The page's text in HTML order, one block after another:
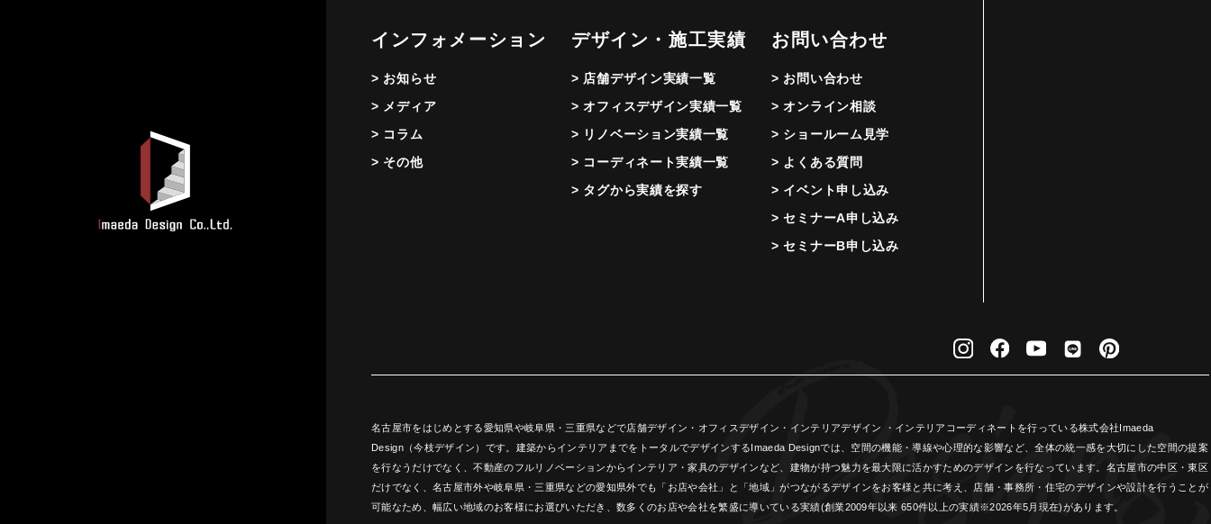
インフォメーション
> お知らせ
> メディア
> コラム
> その他
デザイン・施工実績
> 店舗デザイン実績一覧
> オフィスデザイン実績一覧
> リノベーション実績一覧
> コーディネート実績一覧
> タグから実績を探す
お問い合わせ
> お問い合わせ
> オンライン相談
> ショールーム見学
> よくある質問
> イベント申し込み
> セミナーA申し込み
> セミナーB申し込み
名古屋市をはじめとする愛知県や岐阜県・三重県などで店舗デザイン・オフィスデザイン・インテリアデザイン ・インテリアコーディネートを行っている株式会社Imaeda
Design（今枝デザイン）です。建築からインテリアまでをトータルでデザインするImaeda Designでは、空間の機能・導線や心理的な影響など、全体の統一感を大切にした空間の提案
を行なうだけでなく、不動産のフルリノベーションからインテリア・家具のデザインなど、建物が持つ魅力を最大限に活かすためのデザインを行なっています。名古屋市の中区・東区
だけでなく、名古屋市外や岐阜県・三重県などの愛知県外でも「お店や会社」と「地域」がつながるデザインをお客様と共に考え、店舗・事務所・住宅のデザインや設計を行うことが
可能なため、幅広い地域のお客様にお選びいただき、数多くのお店や会社を繁盛に導いている実績(創業2009年以来 650件以上の実績※2026年5月現在)があります。